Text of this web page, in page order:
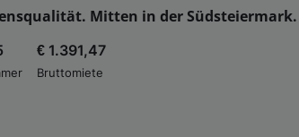
Mitten in der Südsteiermark.
€ 1.391,47
Bruttomiete